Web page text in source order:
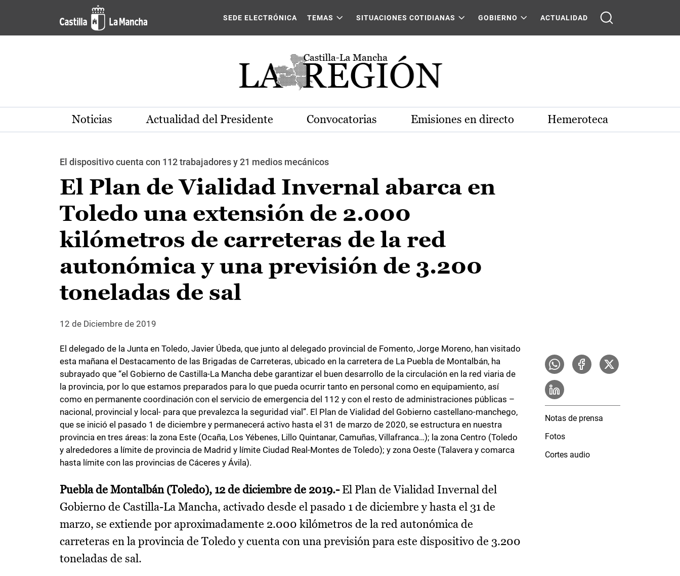
Pasar al contenido principal
SEDE ELECTRÓNICA TEMAS SITUACIONES COTIDIANAS GOBIERNO ACTUALIDAD
Noticias Actualidad del Presidente Convocatorias Emisiones en directo Hemeroteca
El dispositivo cuenta con 112 trabajadores y 21 medios mecánicos
El Plan de Vialidad Invernal abarca en
Toledo una extensión de 2.000
kilómetros de carreteras de la red
autonómica y una previsión de 3.200
toneladas de sal
12 de Diciembre de 2019
El delegado de la Junta en Toledo, Javier Úbeda, que junto al delegado provincial de Fomento, Jorge Moreno, han visitado
esta mañana el Destacamento de las Brigadas de Carreteras, ubicado en la carretera de La Puebla de Montalbán, ha
subrayado que “el Gobierno de Castilla-La Mancha debe garantizar el buen desarrollo de la circulación en la red viaria de
la provincia, por lo que estamos preparados para lo que pueda ocurrir tanto en personal como en equipamiento, así
como en permanente coordinación con el servicio de emergencia del 112 y con el resto de administraciones públicas –
nacional, provincial y local- para que prevalezca la seguridad vial”. El Plan de Vialidad del Gobierno castellano-manchego,
que se inició el pasado 1 de diciembre y permanecerá activo hasta el 31 de marzo de 2020, se estructura en nuestra
provincia en tres áreas: la zona Este (Ocaña, Los Yébenes, Lillo Quintanar, Camuñas, Villafranca…); la zona Centro (Toledo
y alrededores a límite de provincia de Madrid y límite Ciudad Real-Montes de Toledo); y zona Oeste (Talavera y comarca
hasta límite con las provincias de Cáceres y Ávila).
Puebla de Montalbán (Toledo), 12 de diciembre de 2019.-El Plan de Vialidad Invernal del
Gobierno de Castilla-La Mancha, activado desde el pasado 1 de diciembre y hasta el 31 de
marzo, se extiende por aproximadamente 2.000 kilómetros de la red autonómica de
carreteras en la provincia de Toledo y cuenta con una previsión para este dispositivo de 3.200
toneladas de sal.
Notas de prensa
Fotos
Cortes audio